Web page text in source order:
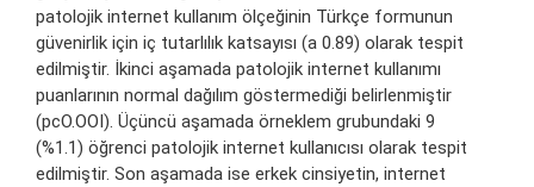
patolojik internet kullanım ölçeğinin Türkçe formunun
güvenirlik için iç tutarlılık katsayısı (a 0.89) olarak tespit
edilmiştir. İkinci aşamada patolojik internet kullanımı
puanlarının normal dağılım göstermediği belirlenmiştir
(pcO.OOI). Üçüncü aşamada örneklem grubundaki 9
(%1.1) öğrenci patolojik internet kullanıcısı olarak tespit
edilmiştir. Son aşamada ise erkek cinsiyetin, internet